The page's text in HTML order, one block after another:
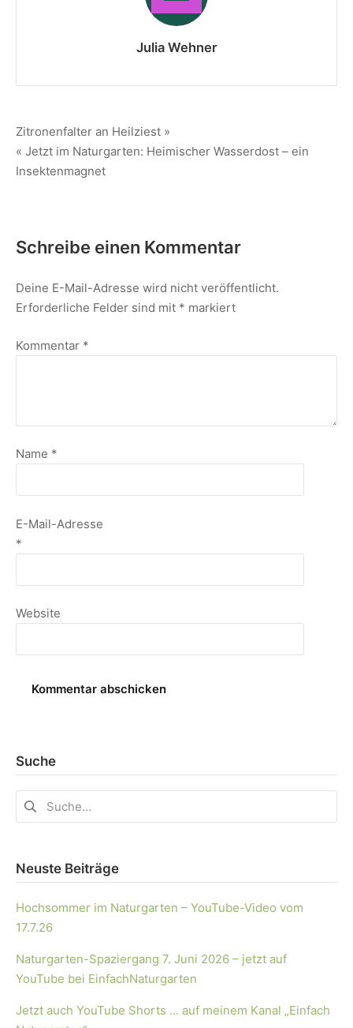
Julia Wehner
Zitronenfalter an Heilziest »
« Jetzt im Naturgarten: Heimischer Wasserdost – ein
Insektenmagnet
Schreibe einen Kommentar
Deine E-Mail-Adresse wird nicht veröffentlicht.
Erforderliche Felder sind mit * markiert
Kommentar *
Name *
E-Mail-Adresse
*
Website
Suche
Neuste Beiträge
Hochsommer im Naturgarten – YouTube-Video vom
17.7.26
Naturgarten-Spaziergang 7. Juni 2026 – jetzt auf
YouTube bei EinfachNaturgarten
Jetzt auch YouTube Shorts … auf meinem Kanal „Einfach